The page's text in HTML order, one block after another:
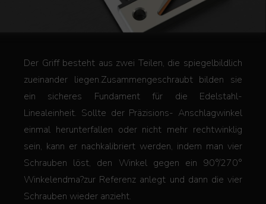
Der Griff besteht aus zwei Teilen, die spiegelbildlich
zueinander liegen.Zusammengeschraubt bilden sie
ein sicheres Fundament für die Edelstahl-
Linealeinheit. Sollte der Präzisions- Anschlagwinkel
einmal herunterfallen oder nicht mehr rechtwinklig
sein, kann er nachkalibriert werden, indem man vier
Schrauben löst, den Winkel gegen ein 90°/270°
Winkelendma?zur Referenz anlegt und dann die vier
Schrauben wieder anzieht.